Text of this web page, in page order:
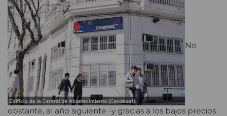
No
obstante, al año siguiente -y gracias a los bajos precios